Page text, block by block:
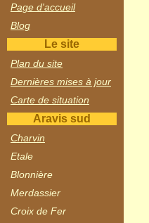
Page d'accueil
Blog
Le site
Plan du site
Dernières mises à jour
Carte de situation
Aravis sud
Charvin
Etale
Blonnière
Merdassier
Croix de Fer